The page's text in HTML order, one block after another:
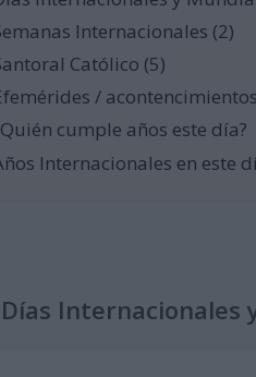
Internacionales (2)
Católico (5)
/ acontencimientos
cumple años este día?
Internacionales en este
Días Internacionales